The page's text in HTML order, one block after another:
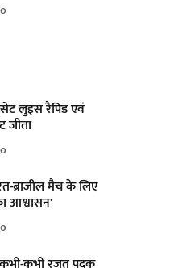
सेंट लुइस रैपिड एवं
जीता
ब्राजील मैच के लिए
आश्वासन'